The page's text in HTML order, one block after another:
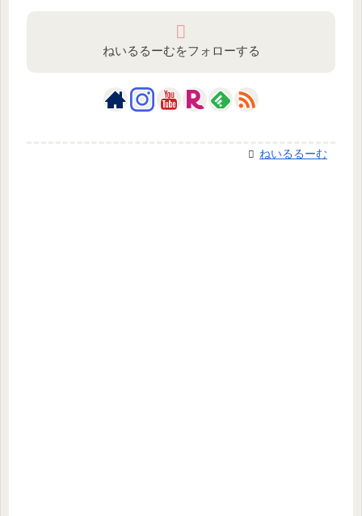
ねいるるーむをフォローする
ねいるるーむ